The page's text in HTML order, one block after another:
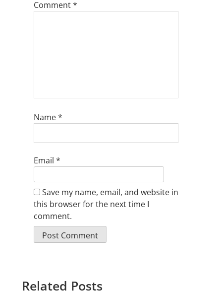
Comment*
Name*
Email *
Save my name, email, and website in
this browser for the next time I
comment.
Related Posts